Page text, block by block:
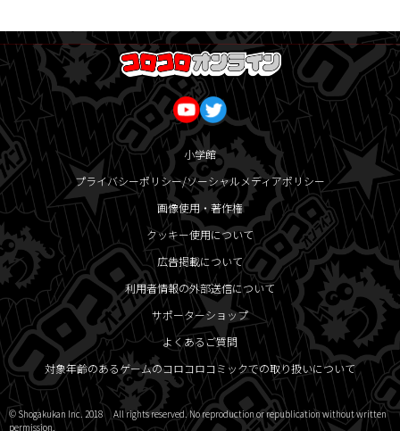
小学館
プライバシーポリシー/ソーシャルメディアポリシー
画像使用・著作権
クッキー使用について
広告掲載について
利用者情報の外部送信について
サポーターショップ
よくあるご質問
対象年齢のあるゲームのコロコロコミックでの取り扱いについて
© Shogakukan Inc. 2018 All rights reserved. No reproduction or republication without written
permission.